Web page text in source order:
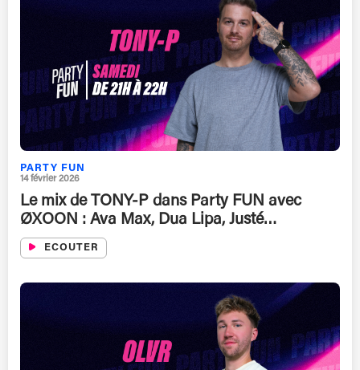
PARTY FUN
14 février 2026
Le mix de TONY-P dans Party FUN avec
ØXOON : Ava Max, Dua Lipa, Justé…
ECOUTER